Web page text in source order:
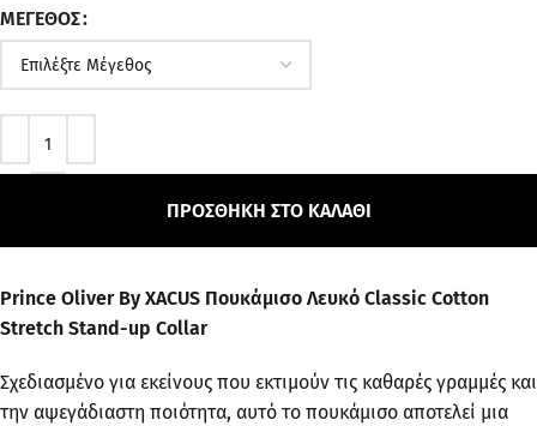
ΜΈΓΕΘΟΣ
ΠΡΟΣΘΉΚΗ ΣΤΟ ΚΑΛΆΘΙ
Prince Oliver By XACUS Πουκάμισο Λευκό Classic Cotton
Stretch Stand-up Collar
Σχεδιασμένο για εκείνους που εκτιμούν τις καθαρές γραμμές και
την αψεγάδιαστη ποιότητα, αυτό το πουκάμισο αποτελεί μια